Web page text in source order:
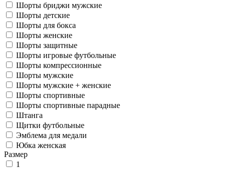
Шорты бриджи мужские
Шорты детские
Шорты для бокса
Шорты женские
Шорты защитные
Шорты игровые футбольные
Шорты компрессионные
Шорты мужские
Шорты мужские + женские
Шорты спортивные
Шорты спортивные парадные
Штанга
Щитки футбольные
Эмблема для медали
Юбка женская
Размер
1